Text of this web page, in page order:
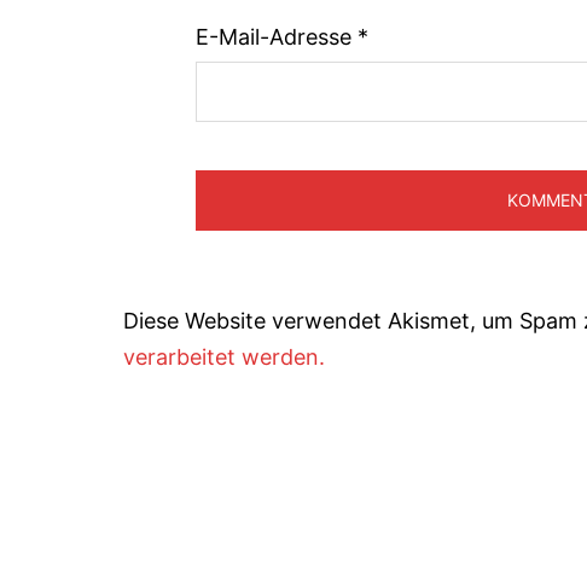
E-Mail-Adresse *
Diese Website verwendet Akismet, um Spam
verarbeitet werden.